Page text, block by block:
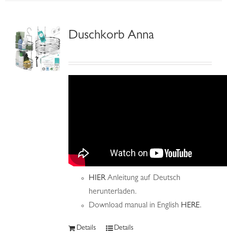
Duschkorb Anna
HIERAnleitung auf Deutsch
herunterladen.
Download manual in English HERE.
Details Details